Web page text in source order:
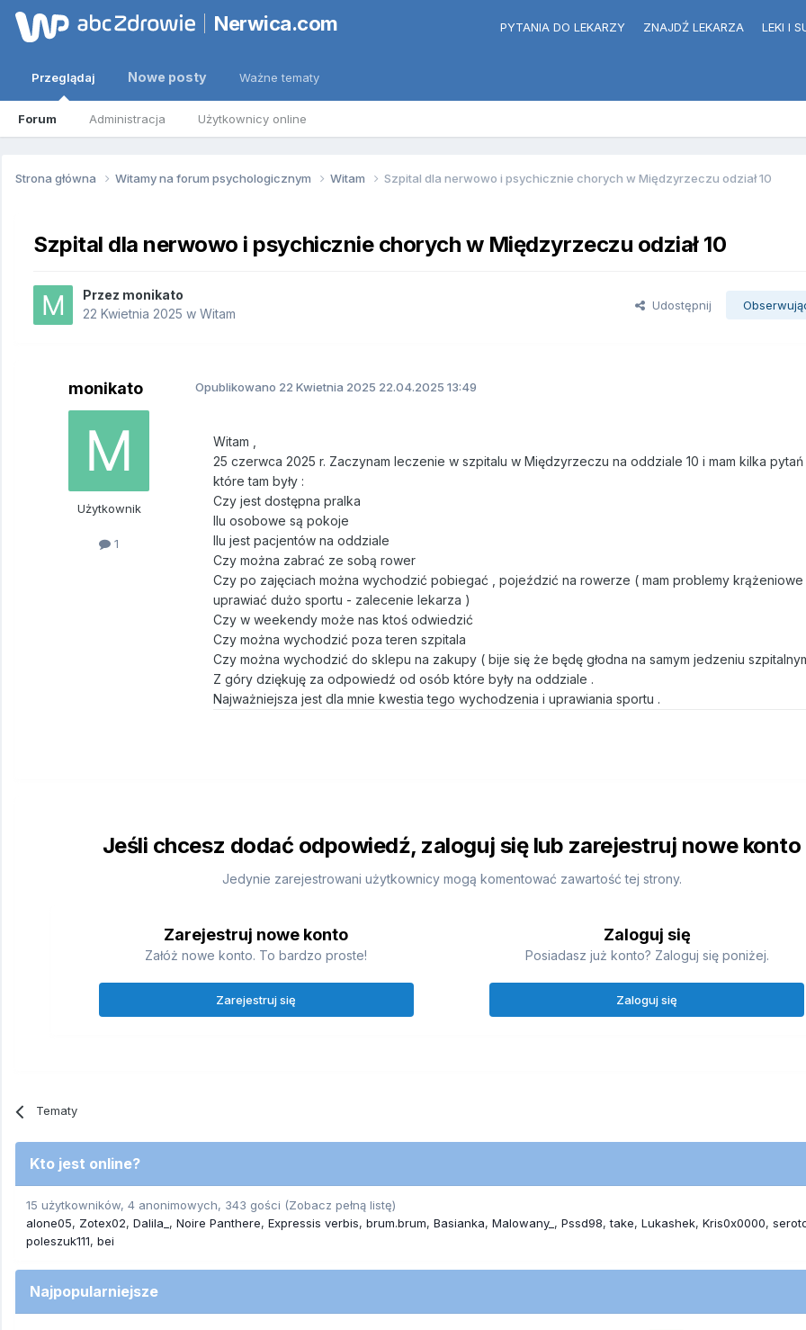
Nerwica.com PYTANIA DO LEKARZY ZNAJDŹ LEKARZA LEKI I
Przeglądaj
Forum Administracja Użytkownicy online
Nowe posty Ważne tematy
Strona główna Witamy na forum psychologicznym Witam Szpital dla nerwowo i psychicznie chorych w Międzyrzeczu odział 10
Szpital dla nerwowo i psychicznie chorych w Międzyrzeczu odział 10
Przez monikato
22 Kwietnia 2025 w Witam
Udostępnij
monikato
Użytkownik
1
Opublikowano 22 Kwietnia 2025 22.04.2025 13:49
Witam ,
25 czerwca 2025 r. Zaczynam leczenie w szpitalu w Międzyrzeczu na oddziale 10 i mam kilka
które tam były :
Czy jest dostępna pralka
Ilu osobowe są pokoje
Ilu jest pacjentów na oddziale
Czy można zabrać ze sobą rower
Czy po zajęciach można wychodzić pobiegać , pojeździć na rowerze ( mam problemy krążeniowe
uprawiać dużo sportu - zalecenie lekarza )
Czy w weekendy może nas ktoś odwiedzić
Czy można wychodzić poza teren szpitala
Czy można wychodzić do sklepu na zakupy ( bije się że będę głodna na samym jedzeniu
Z góry dziękuję za odpowiedź od osób które były na oddziale .
Najważniejsza jest dla mnie kwestia tego wychodzenia i uprawiania sportu .
Jeśli chcesz dodać odpowiedź, zaloguj się lub zarejestruj nowe konto
Jedynie zarejestrowani użytkownicy mogą komentować zawartość tej strony.
Zarejestruj nowe konto
Załóż nowe konto. To bardzo proste!
Zarejestruj się
Zaloguj się
Posiadasz już konto? Zaloguj się poniżej.
Zaloguj się
Tematy
Kto jest online?
15 użytkowników, 4 anonimowych, 343 gości (Zobacz pełną listę)
alone05
Zotex02 Dalila_ Noire Panthere Expressis verbis brum.brum Basianka Malowany_ Pssd98 take Lukashek Kris0x0000
poleszuk111 bei
Najpopularniejsze